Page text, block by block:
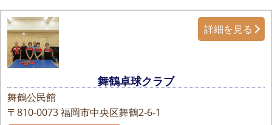
舞鶴卓球クラブ
舞鶴公民館
〒810-0073福岡市中央区舞鶴2-6-1
詳細を見る